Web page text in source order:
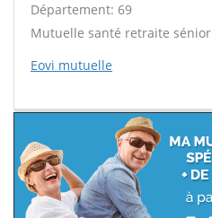
Département: 69
Mutuelle santé retraite sénior
Eovi mutuelle